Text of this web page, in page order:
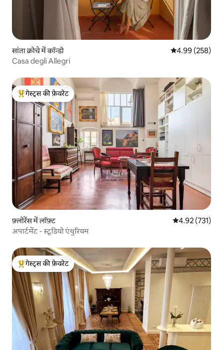
सांता क्रोचे में कॉन्डो औसत रेटिंग 5 में से
4.99 (258)
Casa degli Allegri
गेस्ट्स का टॉप फ़ेवरेट
गेस्ट्स की फ़ेवरेट
फ़्लोरेंस में लॉफ़्ट औसत रेटिंग 5 में से
4.92 (731)
अपार्टमेंट - स्टूडियो एंथुरियम
गेस्ट्स का टॉप फ़ेवरेट
गेस्ट्स की फ़ेवरेट